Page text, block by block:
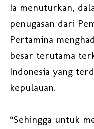
Ia menuturkan,
penugasan dari
Pertamina
besar terutama
Indonesia yang
kepulauan.
“Sehingga untuk